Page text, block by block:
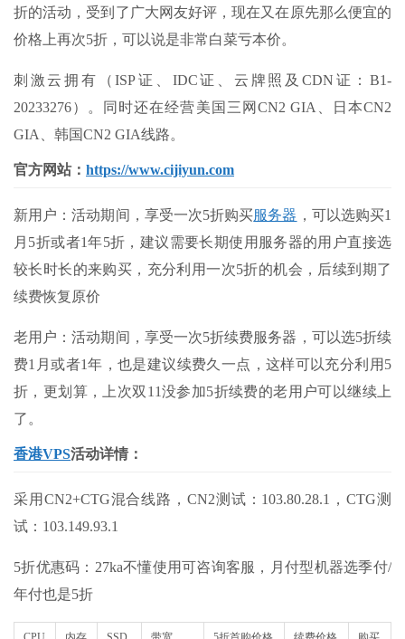
折的活动，受到了广大网友好评，现在又在原先那么便宜的
价格上再次5折，可以说是非常白菜亏本价。
刺激云拥有（ISP证、IDC证、云牌照及CDN证：B1-
20233276）。同时还在经营美国三网CN2 GIA、日本CN2
GIA、韩国CN2 GIA线路。
官方网站： https://www.cijiyun.com
新用户：活动期间，享受一次5折购买服务器 ，可以选购买1
月5折或者1年5折，建议需要长期使用服务器的用户直接选
较长时长的来购买，充分利用一次5折的机会，后续到期了
续费恢复原价
老用户：活动期间，享受一次5折续费服务器，可以选5折续
费1月或者1年，也是建议续费久一点，这样可以充分利用5
折，更划算，上次双11没参加5折续费的老用户可以继续上
了。
香港VPS活动详情：
采用CN2+CTG混合线路，CN2测试：103.80.28.1，CTG测
试：103.149.93.1
5折优惠码：27ka不懂使用可咨询客服，月付型机器选季付/
年付也是5折